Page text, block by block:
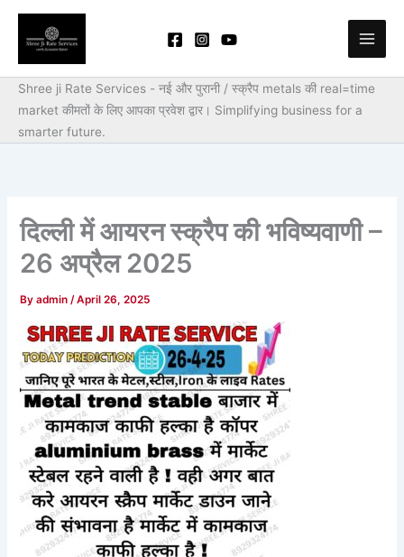
Skip
content
Shree ji Rate Services - नई और पुरानी / स्क्रैप metals की real=time
market कीमतों के लिए आपका प्रवेश द्वार। Simplifying business for a
smarter future.
दिल्ली में आयरन स्क्रैप की भविष्यवाणी –
26 अप्रैल 2025
Byadmin/April 26, 2025